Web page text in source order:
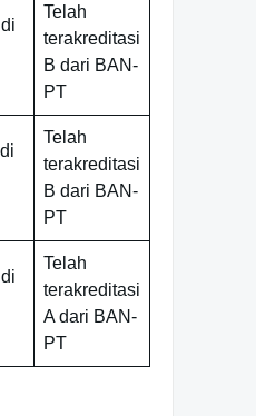
Telah
terakreditasi
B dari BAN-
PT
Telah
terakreditasi
B dari BAN-
PT
Telah
terakreditasi
A dari BAN-
PT